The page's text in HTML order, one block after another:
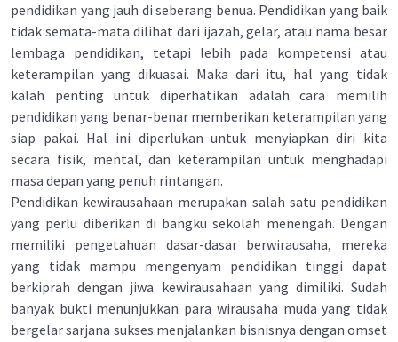
pendidikan yang jauh di seberang benua. Pendidikan yang baik
tidak semata-mata dilihat dari ijazah, gelar, atau nama besar
lembaga pendidikan, tetapi lebih pada kompetensi atau
keterampilan yang dikuasai. Maka dari itu, hal yang tidak
kalah penting untuk diperhatikan adalah cara memilih
pendidikan yang benar-benar memberikan keterampilan yang
siap pakai. Hal ini diperlukan untuk menyiapkan diri kita
secara fisik, mental, dan keterampilan untuk menghadapi
masa depan yang penuh rintangan.
Pendidikan kewirausahaan merupakan salah satu pendidikan
yang perlu diberikan di bangku sekolah menengah. Dengan
memiliki pengetahuan dasar-dasar berwirausaha, mereka
yang tidak mampu mengenyam pendidikan tinggi dapat
berkiprah dengan jiwa kewirausahaan yang dimiliki. Sudah
banyak bukti menunjukkan para wirausaha muda yang tidak
bergelar sarjana sukses menjalankan bisnisnya dengan omset